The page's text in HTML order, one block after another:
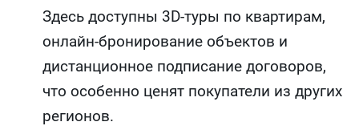
Здесь доступны 3D-туры по квартирам,
онлайн-бронирование объектов и
дистанционное подписание договоров,
что особенно ценят покупатели из других
регионов.